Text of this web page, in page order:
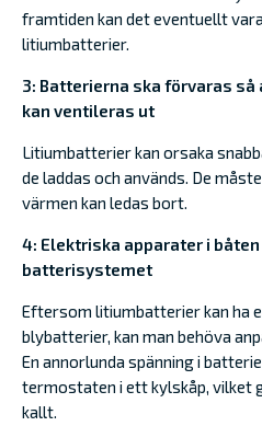
framtiden kan det eventuellt
litiumbatterier.
3: Batterierna ska förvaras
kan ventileras ut
Litiumbatterier kan orsaka
de laddas och används. De
värmen kan ledas bort.
4: Elektriska apparater i
batterisystemet
Eftersom litiumbatterier kan ha
blybatterier, kan man behöva
En annorlunda spänning i
termostaten i ett kylskåp, vilket
kallt.